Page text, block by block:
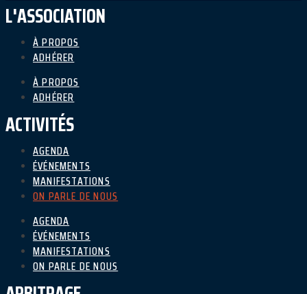
L'ASSOCIATION
À PROPOS
ADHÉRER
À PROPOS
ADHÉRER
ACTIVITÉS
AGENDA
ÉVÉNEMENTS
MANIFESTATIONS
ON PARLE DE NOUS
AGENDA
ÉVÉNEMENTS
MANIFESTATIONS
ON PARLE DE NOUS